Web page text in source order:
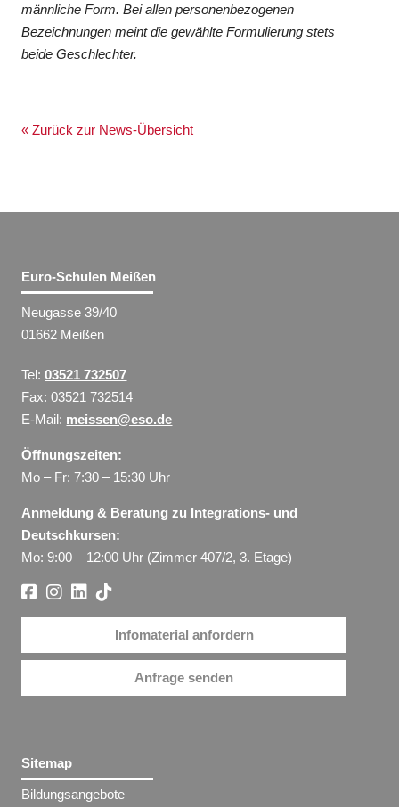
männliche Form. Bei allen personenbezogenen
Bezeichnungen meint die gewählte Formulierung stets
beide Geschlechter.
« Zurück zur News-Übersicht
Euro-Schulen Meißen
Neugasse 39/40
01662 Meißen
Tel:03521 732507
Fax: 03521 732514
E-Mail: meissen@eso.de
Öffnungszeiten:
Mo – Fr: 7:30 – 15:30 Uhr
Anmeldung & Beratung zu Integrations- und
Deutschkursen:
Mo: 9:00 – 12:00 Uhr (Zimmer 407/2, 3. Etage)
Infomaterial anfordern
Anfrage senden
Sitemap
Bildungsangebote